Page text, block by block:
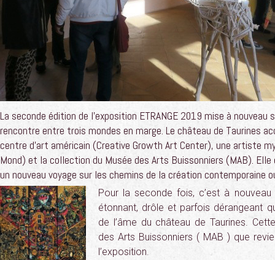
La seconde édition de l’exposition ETRANGE 2019 mise à nouveau
rencontre entre trois mondes en marge. Le château de Taurines
centre d’art américain (Creative Growth Art Center), une artiste
Mond) et la collection du Musée des Arts Buissonniers (MAB). Elle
un nouveau voyage sur les chemins de la création contemporaine
Pour la seconde fois, c’est à nouveau
étonnant, drôle et parfois dérangeant
de l’âme du château de Taurines.
des Arts Buissonniers ( MAB ) que
l’exposition.